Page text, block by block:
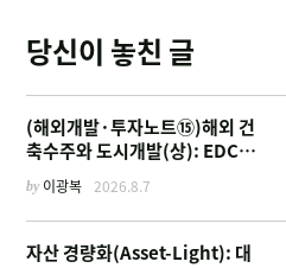
당신이 놓친 글
(해외개발·투자노트⑮)해외 건
축수주와 도시개발(상): EDCF
부터 계열사 진출 위한 복합시설
까지
by 이광복 2026.8.7
자산 경량화(Asset-Light): 대